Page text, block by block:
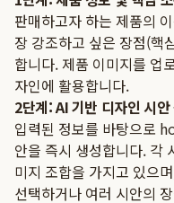
판매하고자 하는 제품의
장 강조하고 싶은 장점(핵
합니다. 제품 이미지를 업
자인에 활용합니다.
2단계: AI 기반 디자인 시안
입력된 정보를 바탕으로
안을 즉시 생성합니다. 각
미지 조합을 가지고 있으
선택하거나 여러 시안의